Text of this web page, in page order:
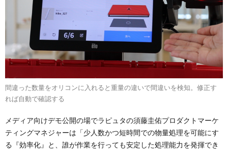
間違った数量をオリコンに入れると重量の違いで間違いを検知。修正す
れば自動で確認する
メディア向けデモ公開の場でラピュタの須藤圭佑プロダクトマーケ
ティングマネジャーは「少人数かつ短時間での物量処理を可能にす
る『効率化』と、誰が作業を行っても安定した処理能力を発揮でき